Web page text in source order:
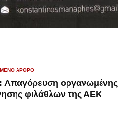
ΆΡΘΡΟ
Απαγόρευση οργανωμένης
φιλάθλων της ΑΕΚ